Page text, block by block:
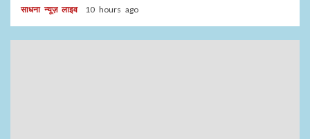
साधना न्यूज़ लाइव 10 hours ago